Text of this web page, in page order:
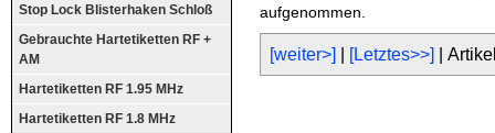
Stop Lock Blisterhaken Schloß
Gebrauchte Hartetiketten RF +
AM
Hartetiketten RF 1.95 MHz
Hartetiketten RF 1.8 MHz
aufgenommen.
[weiter>] [Letztes>>] |